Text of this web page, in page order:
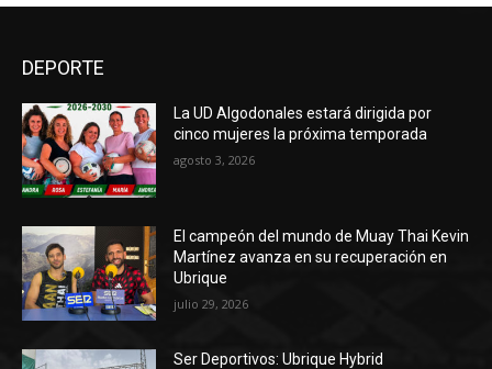
DEPORTE
La UD Algodonales estará dirigida por
cinco mujeres la próxima temporada
agosto 3, 2026
El campeón del mundo de Muay Thai Kevin
Martínez avanza en su recuperación en
Ubrique
julio 29, 2026
Ser Deportivos: Ubrique Hybrid